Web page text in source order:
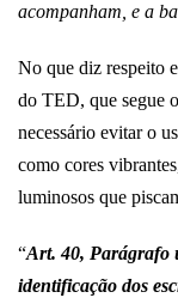
acompanham, e a
No que diz respeito
do TED, que segue
necessário evitar o
como cores
luminosos que
“Art. 40, Parágrafo
identificação dos